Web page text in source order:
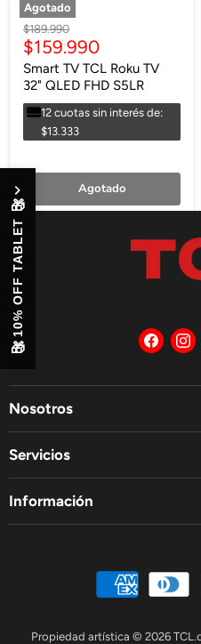
Agotado
Precio
original
$189.990
Precio
actual
$159.990
Smart TV TCL Roku TV
32" QLED FHD S5LR
12 cuotas sin interés de:
$13.333
Agotado
en
Nosotros
Servicios
Información
Propiedad artística © 2026
🎁
10% OFF TABLET
🎁